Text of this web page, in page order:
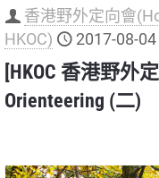
香港野外定向會
HKOC)
2017-08-04
[HKOC 香港野外
Orienteering (二)